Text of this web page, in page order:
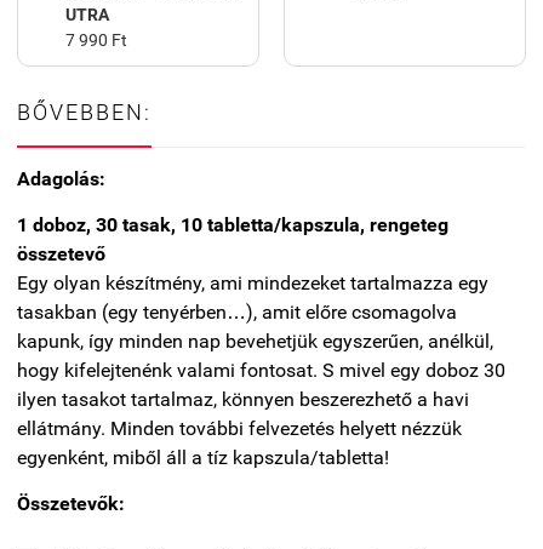
UTRA
7 990 Ft
BŐVEBBEN:
Adagolás:
1 doboz, 30 tasak, 10 tabletta/kapszula, rengeteg
összetevő
Egy olyan készítmény, ami mindezeket tartalmazza egy
tasakban (egy tenyérben…), amit előre csomagolva
kapunk, így minden nap bevehetjük egyszerűen, anélkül,
hogy kifelejtenénk valami fontosat. S mivel egy doboz 30
ilyen tasakot tartalmaz, könnyen beszerezhető a havi
ellátmány. Minden további felvezetés helyett nézzük
egyenként, miből áll a tíz kapszula/tabletta!
Összetevők: